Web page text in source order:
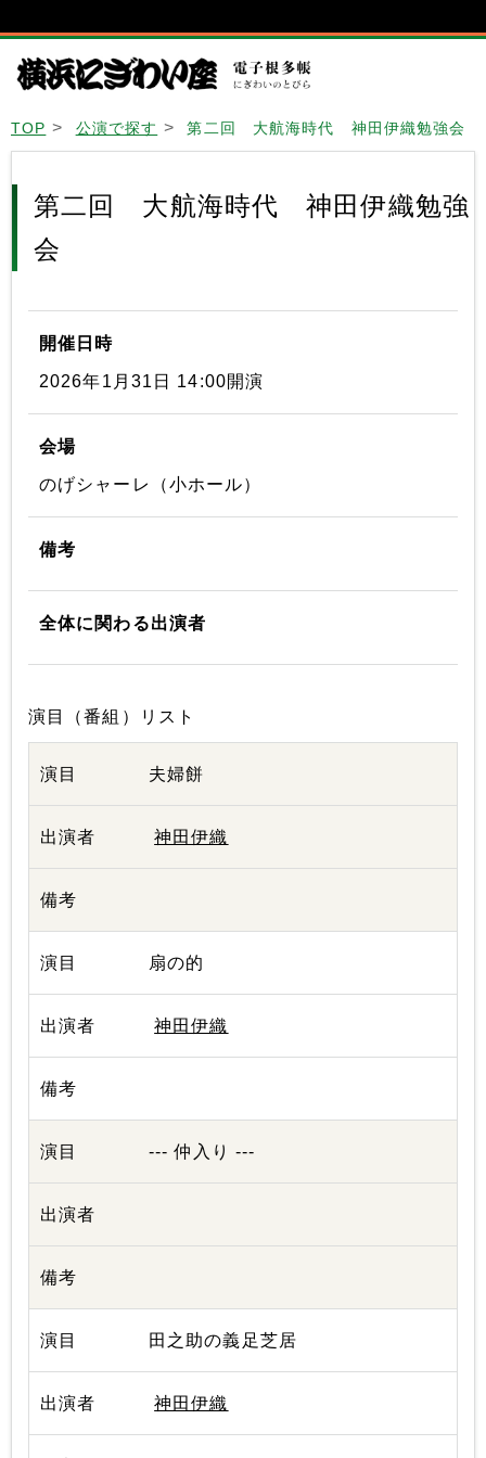
TOP 公演で探す 第二回 大航海時代 神田伊織勉強会
第二回 大航海時代 神田伊織勉強
会
開催日時
2026年1月31日 14:00開演
会場
のげシャーレ（小ホール）
備考
全体に関わる出演者
演目（番組）リスト
夫婦餅
神田伊織
扇の的
神田伊織
--- 仲入り ---
田之助の義足芝居
神田伊織